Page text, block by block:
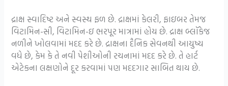
દ્રાક્ષ સ્વાદિષ્ટ અને સ્વસ્થ ફળ છે. દ્રાક્ષમાં કેલરી, ફાઇબર તેમજ
વિટામિન-સી, વિટામિન-ઇ ભરપૂર માત્રામાં હોય છે. દ્રાક્ષ બ્લૉકેજ
નળીને ખોલવામાં મદદ કરે છે. દ્રાક્ષના દૈનિક સેવનથી આયુષ્ય
વધે છે, કેમ કે તે નવી પેશીઓની રચનામાં મદદ કરે છે. તે હાર્ટ
એટેકના લક્ષણોને દૂર કરવામાં પણ મદદગાર સાબિત થાય છે.